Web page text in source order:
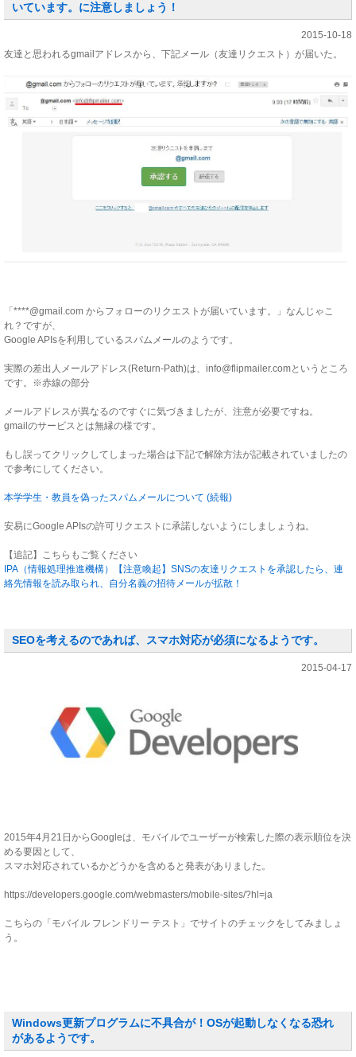
いています。に注意しましょう！
2015-10-18
友達と思われるgmailアドレスから、下記メール（友達リクエスト）が届いた。
「****@gmail.com からフォローのリクエストが届いています。」なんじゃこ
れ？ですが、
Google APIsを利用しているスパムメールのようです。
実際の差出人メールアドレス(Return-Path)は、info@flipmailer.comというところ
です。※赤線の部分
メールアドレスが異なるのですぐに気づきましたが、注意が必要ですね。
gmailのサービスとは無縁の様です。
もし誤ってクリックしてしまった場合は下記で解除方法が記載されていましたの
で参考にしてください。
本学学生・教員を偽ったスパムメールについて (続報)
安易にGoogle APIsの許可リクエストに承諾しないようにしましょうね。
【追記】こちらもご覧ください
IPA（情報処理推進機構）【注意喚起】SNSの友達リクエストを承認したら、連
絡先情報を読み取られ、自分名義の招待メールが拡散！
SEOを考えるのであれば、スマホ対応が必須になるようです。
2015-04-17
2015年4月21日からGoogleは、モバイルでユーザーが検索した際の表示順位を決
める要因として、
スマホ対応されているかどうかを含めると発表がありました。
https://developers.google.com/webmasters/mobile-sites/?hl=ja
こちらの「モバイル フレンドリー テスト」でサイトのチェックをしてみましょ
う。
Windows更新プログラムに不具合が！OSが起動しなくなる恐れ
があるようです。